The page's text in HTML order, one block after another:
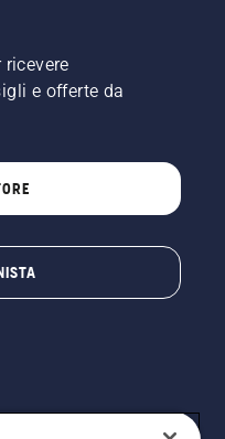
e offerte da